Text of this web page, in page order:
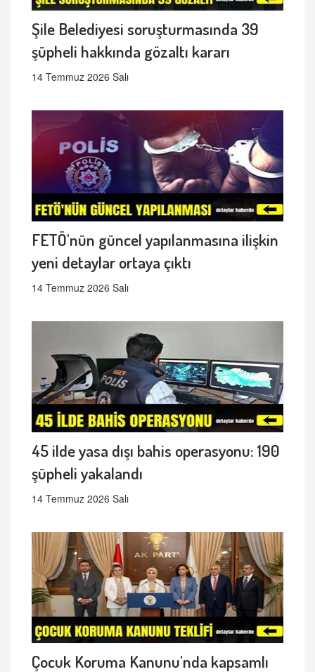
Şile Belediyesi soruşturmasında 39
şüpheli hakkında gözaltı kararı
14 Temmuz 2026 Salı
FETÖ'nün güncel yapılanmasına ilişkin
yeni detaylar ortaya çıktı
14 Temmuz 2026 Salı
45 ilde yasa dışı bahis operasyonu: 190
şüpheli yakalandı
14 Temmuz 2026 Salı
Çocuk Koruma Kanunu'nda kapsamlı